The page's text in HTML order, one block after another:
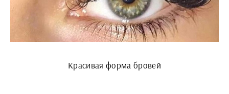
Красивая форма бровей